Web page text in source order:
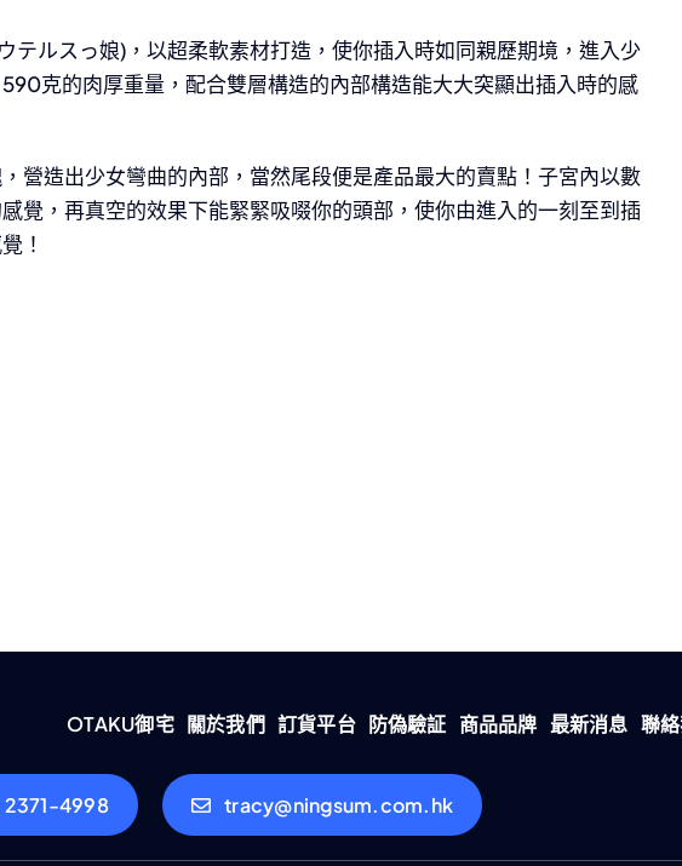
テルスっ娘)，以超柔軟素材打造，使你插入時如同親歷期境，進入少
克的肉厚重量，配合雙層構造的內部構造能大大突顯出插入時的感
營造出少女彎曲的內部，當然尾段便是產品最大的賣點！子宮內以數
覺，再真空的效果下能緊緊吸啜你的頭部，使你由進入的一刻至到插
！
OTAKU御宅 關於我們 訂貨平台 防偽驗証 商品品牌 最新消息 聯
2371-4998 tracy@ningsum.com.hk